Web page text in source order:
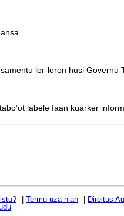
lor-loron husi Governu
labele faan kuarker
Termu uza nian Direitus